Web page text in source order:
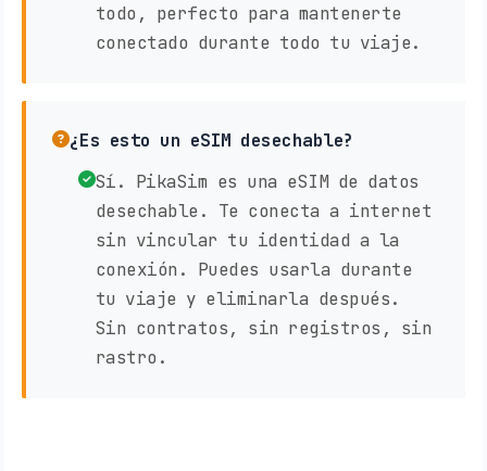
todo, perfecto para mantenerte
conectado durante todo tu viaje.
¿Es esto un eSIM desechable?
Sí. PikaSim es una eSIM de datos
desechable. Te conecta a internet
sin vincular tu identidad a la
conexión. Puedes usarla durante
tu viaje y eliminarla después.
Sin contratos, sin registros, sin
rastro.